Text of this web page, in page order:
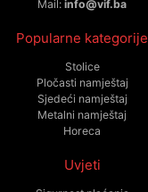
Mail: info@vif.ba
Popularne kategorije
Stolice
Pločasti namještaj
Sjedeći namještaj
Metalni namještaj
Horeca
Uvjeti